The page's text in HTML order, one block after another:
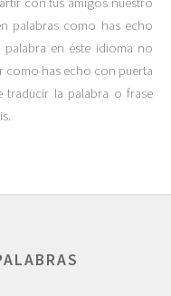
palabras como has echo
palabra en éste idioma no
como has echo con puerta
traducir la palabra o frase